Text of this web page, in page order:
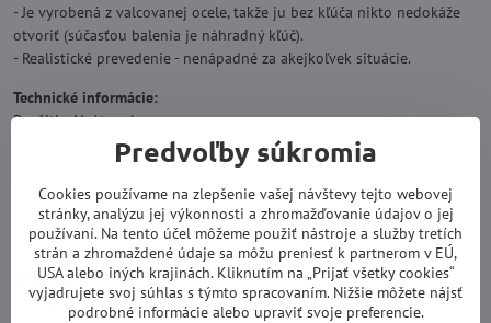
- Je vyrobená z valcovanej ocele, takže ju bez kľúča nikto nedokáže
otvoriť (súčasťou balenia je náhradný kľúč).
- Realistické prevedenie - nenápadné za akejkoľvek situácie.
Technické informácie:
Použitie: Vnútorná
Farba: Modrá / Strieborná
Rozmery: 180x115x55mm
Vnútorný objem 0.86l
Hmotnosť: 480G
Viac z kategórie
Pre dom a záhradu
Dochádzkové systémy, zámky
Predvoľby súkromia
Cookies používame na zlepšenie vašej návštevy tejto webovej
stránky, analýzu jej výkonnosti a zhromažďovanie údajov o jej
používaní. Na tento účel môžeme použiť nástroje a služby tretích
strán a zhromaždené údaje sa môžu preniesť k partnerom v EÚ,
USA alebo iných krajinách. Kliknutím na „Prijať všetky cookies“
vyjadrujete svoj súhlas s týmto spracovaním. Nižšie môžete nájsť
podrobné informácie alebo upraviť svoje preferencie.